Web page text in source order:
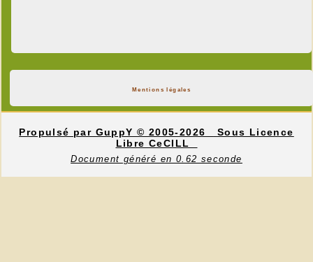
Mentions légales
Propulsé par GuppY© 2005-2026
Sous Licence
Libre CeCILL
Document généré en 0.62 seconde